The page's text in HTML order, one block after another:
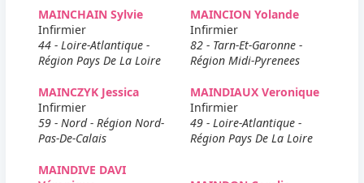
MAINCHAIN Sylvie
Infirmier
44 - Loire-Atlantique -
Région Pays De La Loire
MAINCION Yolande
Infirmier
82 - Tarn-Et-Garonne -
Région Midi-Pyrenees
MAINCZYK Jessica
Infirmier
59 - Nord - Région Nord-
Pas-De-Calais
MAINDIAUX Veronique
Infirmier
49 - Loire-Atlantique -
Région Pays De La Loire
MAINDIVE DAVI